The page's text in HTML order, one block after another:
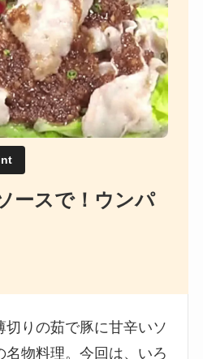
ースで！ウンパ
切りの茹で豚に甘辛いソ
名物料理。今回は、いろ